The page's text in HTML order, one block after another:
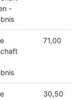
-
71,00
30,50